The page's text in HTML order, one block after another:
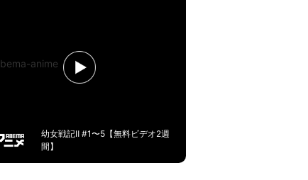
幼女戦記Ⅱ #1〜5【無料ビデオ2週
間】